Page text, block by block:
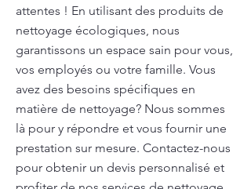
attentes ! En utilisant des produits de
nettoyage écologiques, nous
garantissons un espace sain pour vous,
vos employés ou votre famille. Vous
avez des besoins spécifiques en
matière de nettoyage? Nous sommes
là pour y répondre et vous fournir une
prestation sur mesure. Contactez-nous
pour obtenir un devis personnalisé et